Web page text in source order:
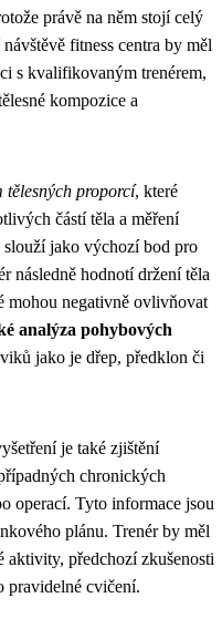
právě na něm stojí celý
fitness centra by měl
s kvalifikovaným trenérem,
kompozice a
tělesných proporcí, které
částí těla a měření
slouží jako výchozí bod pro
následně hodnotí držení těla
mohou negativně ovlivňovat
analýza pohybových
jako je dřep, předklon či
je také zjištění
chronických
operací. Tyto informace jsou
plánu. Trenér by měl
aktivity, předchozí zkušenosti
pravidelné cvičení.